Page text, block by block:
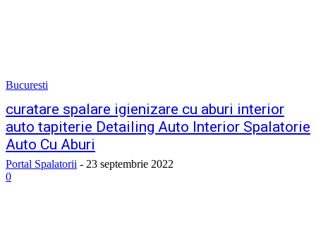
Bucuresti
curatare spalare igienizare cu aburi interior
auto tapiterie Detailing Auto Interior Spalatorie
Auto Cu Aburi
Portal Spalatorii - 23 septembrie 2022
0